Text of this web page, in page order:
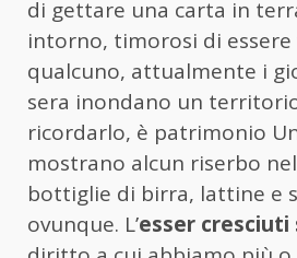
di gettare una carta in
intorno, timorosi di essere
qualcuno, attualmente i
sera inondano un
ricordarlo, è patrimonio
mostrano alcun riserbo
bottiglie di birra, lattine e
ovunque. L’esser cresciuti